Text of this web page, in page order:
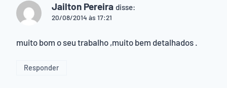
Jailton Pereira disse:
20/08/2014 às 17:21
muito bom o seu trabalho ,muito bem detalhados .
Responder